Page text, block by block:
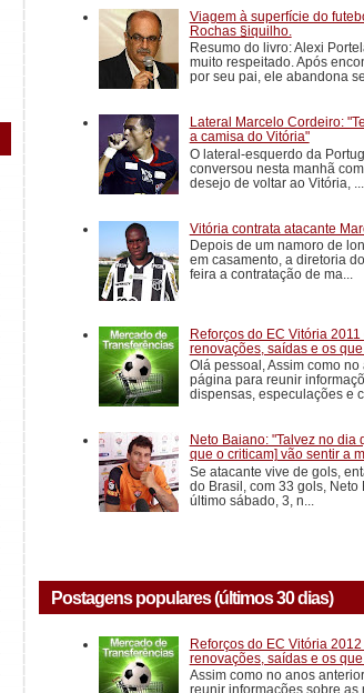
Viagem à superfície do
Rochas §iquilho.
Resumo do livro: Alexi
muito respeitado. Após
por seu pai, ele abandona
Lateral Marcelo Cordeiro:
a camisa do Vitória"
O lateral-esquerdo da
conversou nesta manhã
desejo de voltar ao Vitória, ...
Vitória contrata atacante
Depois de um namoro de
em casamento, a diretoria
feira a contratação de ma...
Reforços do EC Vitória
renovações, saídas e os
Olá pessoal, Assim como
página para reunir
dispensas, especulações e
Neto Baiano: "Talvez no dia
que o criticam] vão sentir a
Se atacante vive de gols,
do Brasil, com 33 gols,
último sábado, 3, n...
Postagens populares (últimos 30 dias)
Reforços do EC Vitória
renovações, saídas e os
Assim como no anos
reunir informações sobre as